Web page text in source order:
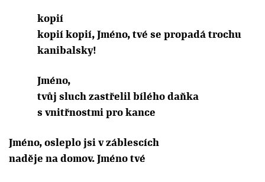
kopií
kopií kopií, Jméno, tvé se propadá trochu
kanibalsky!
Jméno,
tvůj sluch zastřelil bílého daňka
s vnitřnostmi pro kance
Jméno, osleplo jsi v záblescích
naděje na domov. Jméno tvé